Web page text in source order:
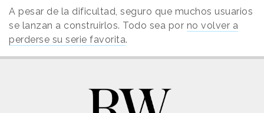
A pesar de la dificultad, seguro que muchos usuarios
se lanzan a construirlos. Todo sea por no volver a
perderse su serie favorita.